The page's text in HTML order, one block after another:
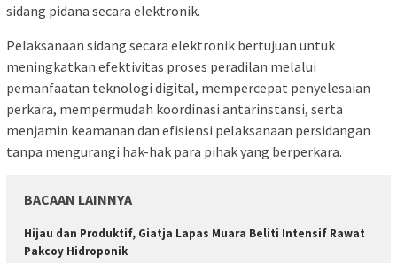
sidang pidana secara elektronik.
Pelaksanaan sidang secara elektronik bertujuan untuk
meningkatkan efektivitas proses peradilan melalui
pemanfaatan teknologi digital, mempercepat penyelesaian
perkara, mempermudah koordinasi antarinstansi, serta
menjamin keamanan dan efisiensi pelaksanaan persidangan
tanpa mengurangi hak-hak para pihak yang berperkara.
BACAAN LAINNYA
Hijau dan Produktif, Giatja Lapas Muara Beliti Intensif Rawat
Pakcoy Hidroponik